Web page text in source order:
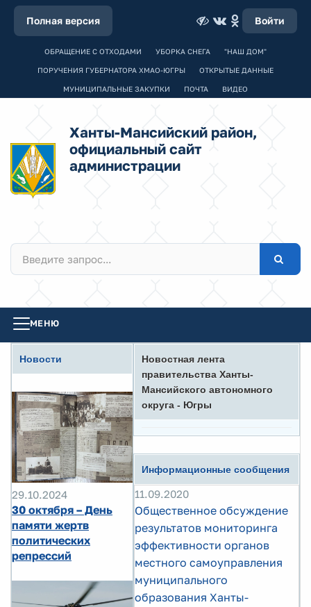
Полная версия Войти
ОБРАЩЕНИЕ С ОТХОДАМИ УБОРКА СНЕГА "НАШ ДОМ"
ПОРУЧЕНИЯ ГУБЕРНАТОРА ХМАО-ЮГРЫ ОТКРЫТЫЕ ДАННЫЕ
МУНИЦИПАЛЬНЫЕ ЗАКУПКИ ПОЧТА ВИДЕО
Ханты-Мансийский район,
официальный сайт
администрации
МЕНЮ
Новости
29.10.2024
30 октября – День
памяти жертв
политических
репрессий
Новостная лента
правительства Ханты-
Мансийского автономного
округа - Югры
Информационные сообщения
11.09.2020
Общественное обсуждение
результатов мониторинга
эффективности органов
местного самоуправления
муниципального
образования Ханты-